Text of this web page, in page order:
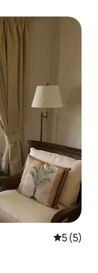
5 de
5 (5)